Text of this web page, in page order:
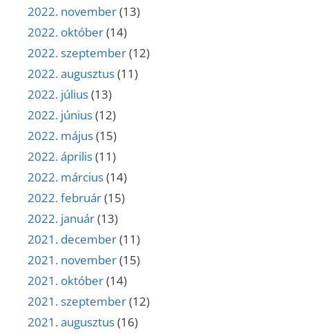
2022. november(13)
2022. október(14)
2022. szeptember(12)
2022. augusztus(11)
2022. július(13)
2022. június(12)
2022. május(15)
2022. április(11)
2022. március(14)
2022. február(15)
2022. január(13)
2021. december(11)
2021. november(15)
2021. október(14)
2021. szeptember(12)
2021. augusztus(16)